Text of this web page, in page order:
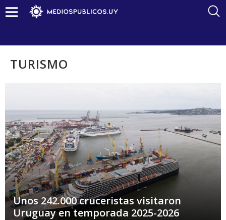
TURISMO
Unos 242.000 cruceristas visitaron
Uruguay en temporada 2025-2026